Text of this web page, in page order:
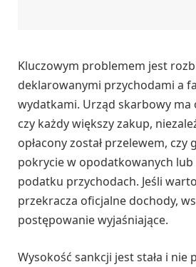
Kluczowym problemem jest
deklarowanymi przychodami a
wydatkami. Urząd skarbowy ma
czy każdy większy zakup,
opłacony został przelewem, czy
pokrycie w opodatkowanych
podatku przychodach. Jeśli
przekracza oficjalne dochody,
postępowanie wyjaśniające.
Wysokość sankcji jest stała i nie